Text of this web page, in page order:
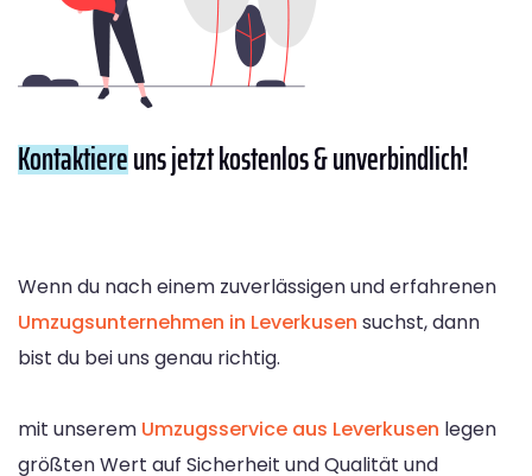
Kontaktiereuns jetzt kostenlos & unverbindlich!
Wenn du nach einem zuverlässigen und erfahrenen
Umzugsunternehmen in Leverkusen suchst, dann
bist du bei uns genau richtig.
mit unserem Umzugsservice aus Leverkusen legen
größten Wert auf Sicherheit und Qualität und